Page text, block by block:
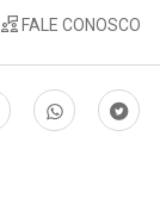
FALE CONOSCO